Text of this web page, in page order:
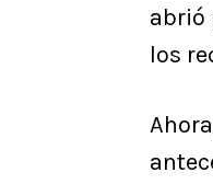
abrió
los